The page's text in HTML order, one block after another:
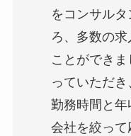
をコンサル
ろ、多数の求
ことができ
っていただ
勤務時間と年
会社を絞っ